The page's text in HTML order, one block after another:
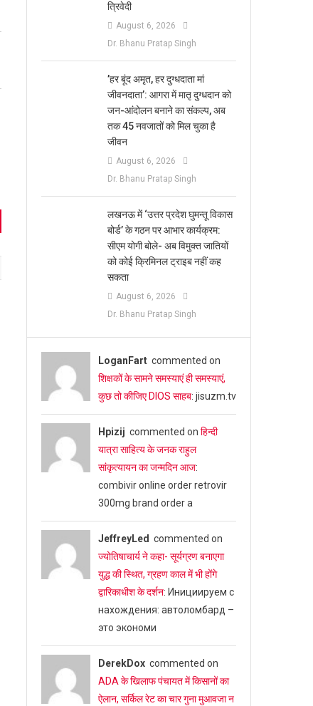
त्रिवेदी
August 6, 2026
Dr. Bhanu Pratap Singh
​’हर बूंद अमृत, हर दुग्धदाता मां
जीवनदाता’: आगरा में मातृ दुग्धदान को
जन-आंदोलन बनाने का संकल्प, अब
तक 45 नवजातों को मिल चुका है
जीवन
August 6, 2026
Dr. Bhanu Pratap Singh
लखनऊ में ‘उत्तर प्रदेश घुमन्तू विकास
बोर्ड’ के गठन पर आभार कार्यक्रम:
सीएम योगी बोले- अब विमुक्त जातियों
को कोई क्रिमिनल ट्राइब नहीं कह
सकता
August 6, 2026
Dr. Bhanu Pratap Singh
LoganFartcommented on
शिक्षकों के सामने समस्याएं ही समस्याएं,
कुछ तो कीजिए DIOS साहब: jisuzm.tv
Hpizij commented on हिन्दी
यात्रा साहित्य के जनक राहुल
सांकृत्यायन का जन्‍मदिन आज:
combivir online order retrovir
300mg brand order a
JeffreyLed commented on
ज्योतिषाचार्य ने कहा- सूर्यग्रण बनाएगा
युद्ध की स्थित, ग्रहण काल में भी होंगे
द्वारिकाधीश के दर्शन: Инициируем с
нахождения: автоломбард –
это экономи
DerekDoxcommented on
ADA के खिलाफ पंचायत में किसानों का
ऐलान, सर्किल रेट का चार गुना मुआवजा न